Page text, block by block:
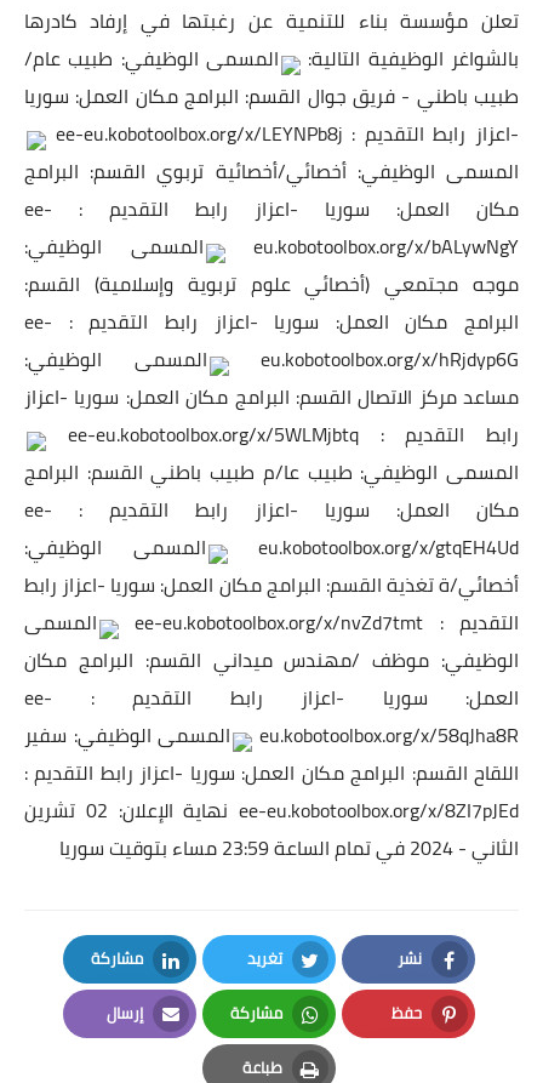
تعلن مؤسسة بناء للتنمية عن رغبتها في إرفاد كادرها
بالشواغر الوظيفية التالية:
المسمى الوظيفي: طبيب عام/
طبيب باطني - فريق جوال القسم: البرامج مكان العمل: سوريا
-اعزاز رابط التقديم : ee-eu.kobotoolbox.org/x/LEYNPb8j
المسمى الوظيفي: أخصائي/أخصائية تربوي القسم: البرامج
مكان العمل: سوريا -اعزاز رابط التقديم : ee-
eu.kobotoolbox.org/x/bALywNgY
المسمى الوظيفي:
موجه مجتمعي (أخصائي علوم تربوية وإسلامية) القسم:
البرامج مكان العمل: سوريا -اعزاز رابط التقديم : ee-
eu.kobotoolbox.org/x/hRjdyp6G
المسمى الوظيفي:
مساعد مركز الاتصال القسم: البرامج مكان العمل: سوريا -اعزاز
رابط التقديم :ee-eu.kobotoolbox.org/x/5WLMjbtq
المسمى الوظيفي: طبيب عا/م طبيب باطني القسم: البرامج
مكان العمل: سوريا -اعزاز رابط التقديم : ee-
eu.kobotoolbox.org/x/gtqEH4Ud
المسمى الوظيفي:
أخصائي/ة تغذية القسم: البرامج مكان العمل: سوريا -اعزاز رابط
التقديم : ee-eu.kobotoolbox.org/x/nvZd7tmt
المسمى
الوظيفي: موظف /مهندس ميداني القسم: البرامج مكان
العمل: سوريا -اعزاز رابط التقديم : ee-
eu.kobotoolbox.org/x/58qJha8R
المسمى الوظيفي: سفير
اللقاح القسم: البرامج مكان العمل: سوريا -اعزاز رابط التقديم :
ee-eu.kobotoolbox.org/x/8ZI7pJEd
نهاية الإعلان: 02 تشرين
الثاني - 2024 في تمام الساعة 23:59 مساء بتوقيت سوريا
نشر
Facebook
تغريد
Twitter
مشاركة
LinkedIn
حفظ
Pinterest
مشاركة
Whatsapp
إرسال
Email
طباعة